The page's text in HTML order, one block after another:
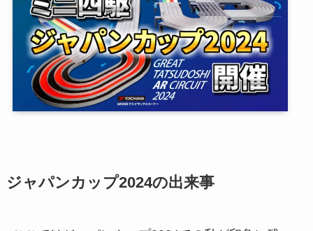
ジャパンカップ2024の出来事